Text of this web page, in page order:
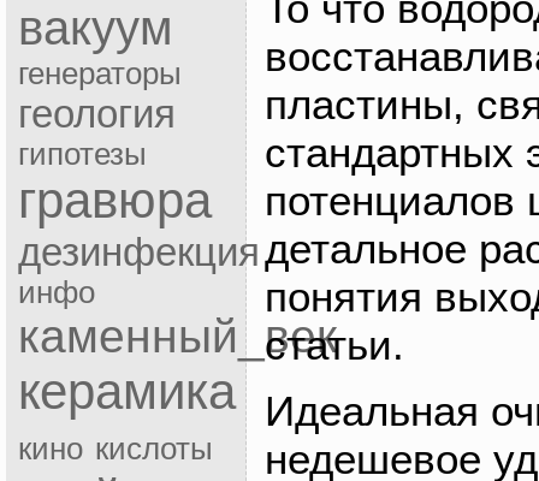
вакуум
генераторы
геология
гипотезы
гравюра
дезинфекция
инфо
каменный_век
керамика
кино кислоты
пластины,
стандартных
потенциалов
детальное
понятия
статьи.
Идеальная
недешевое